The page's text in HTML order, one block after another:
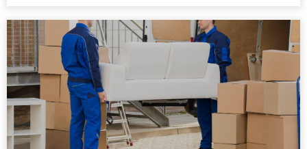
ведут деловую деятел...